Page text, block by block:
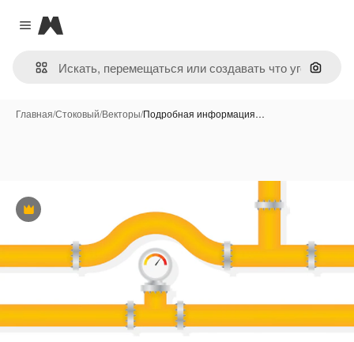
Close menu
Magnific
Поиск
Главная/Стоковый/Векторы/Подробная информация…
Премиум